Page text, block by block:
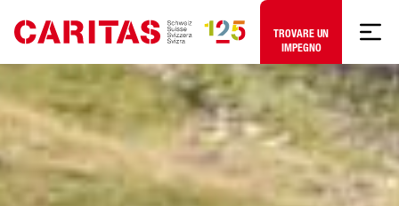
Skip to content
TROVARE UN
IMPEGNO